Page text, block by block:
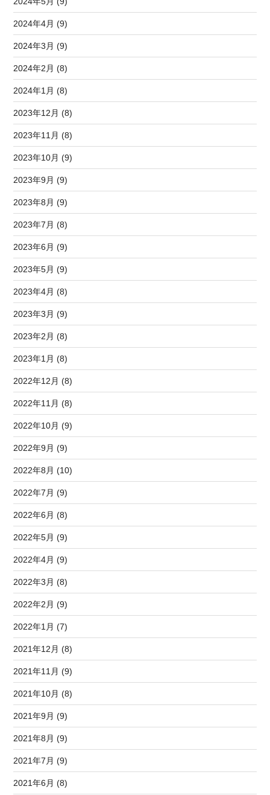
2024年4月 (9)
2024年3月 (9)
2024年2月 (8)
2024年1月 (8)
2023年12月 (8)
2023年11月 (8)
2023年10月 (9)
2023年9月 (9)
2023年8月 (9)
2023年7月 (8)
2023年6月 (9)
2023年5月 (9)
2023年4月 (8)
2023年3月 (9)
2023年2月 (8)
2023年1月 (8)
2022年12月 (8)
2022年11月 (8)
2022年10月 (9)
2022年9月 (9)
2022年8月 (10)
2022年7月 (9)
2022年6月 (8)
2022年5月 (9)
2022年4月 (9)
2022年3月 (8)
2022年2月 (9)
2022年1月 (7)
2021年12月 (8)
2021年11月 (9)
2021年10月 (8)
2021年9月 (9)
2021年8月 (9)
2021年7月 (9)
2021年6月 (8)